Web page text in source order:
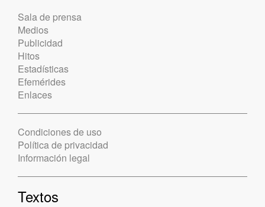
Sala de prensa
Medios
Publicidad
Hitos
Estadísticas
Efemérides
Enlaces
Condiciones de uso
Política de privacidad
Información legal
Textos